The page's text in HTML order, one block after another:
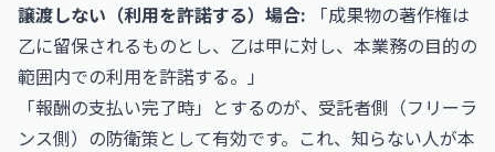
譲渡しない（利用を許諾する）場合: 「成果物の著作権は
乙に留保されるものとし、乙は甲に対し、本業務の目的の
範囲内での利用を許諾する。」
「報酬の支払い完了時」とするのが、受託者側（フリーラ
ンス側）の防衛策として有効です。これ、知らない人が本